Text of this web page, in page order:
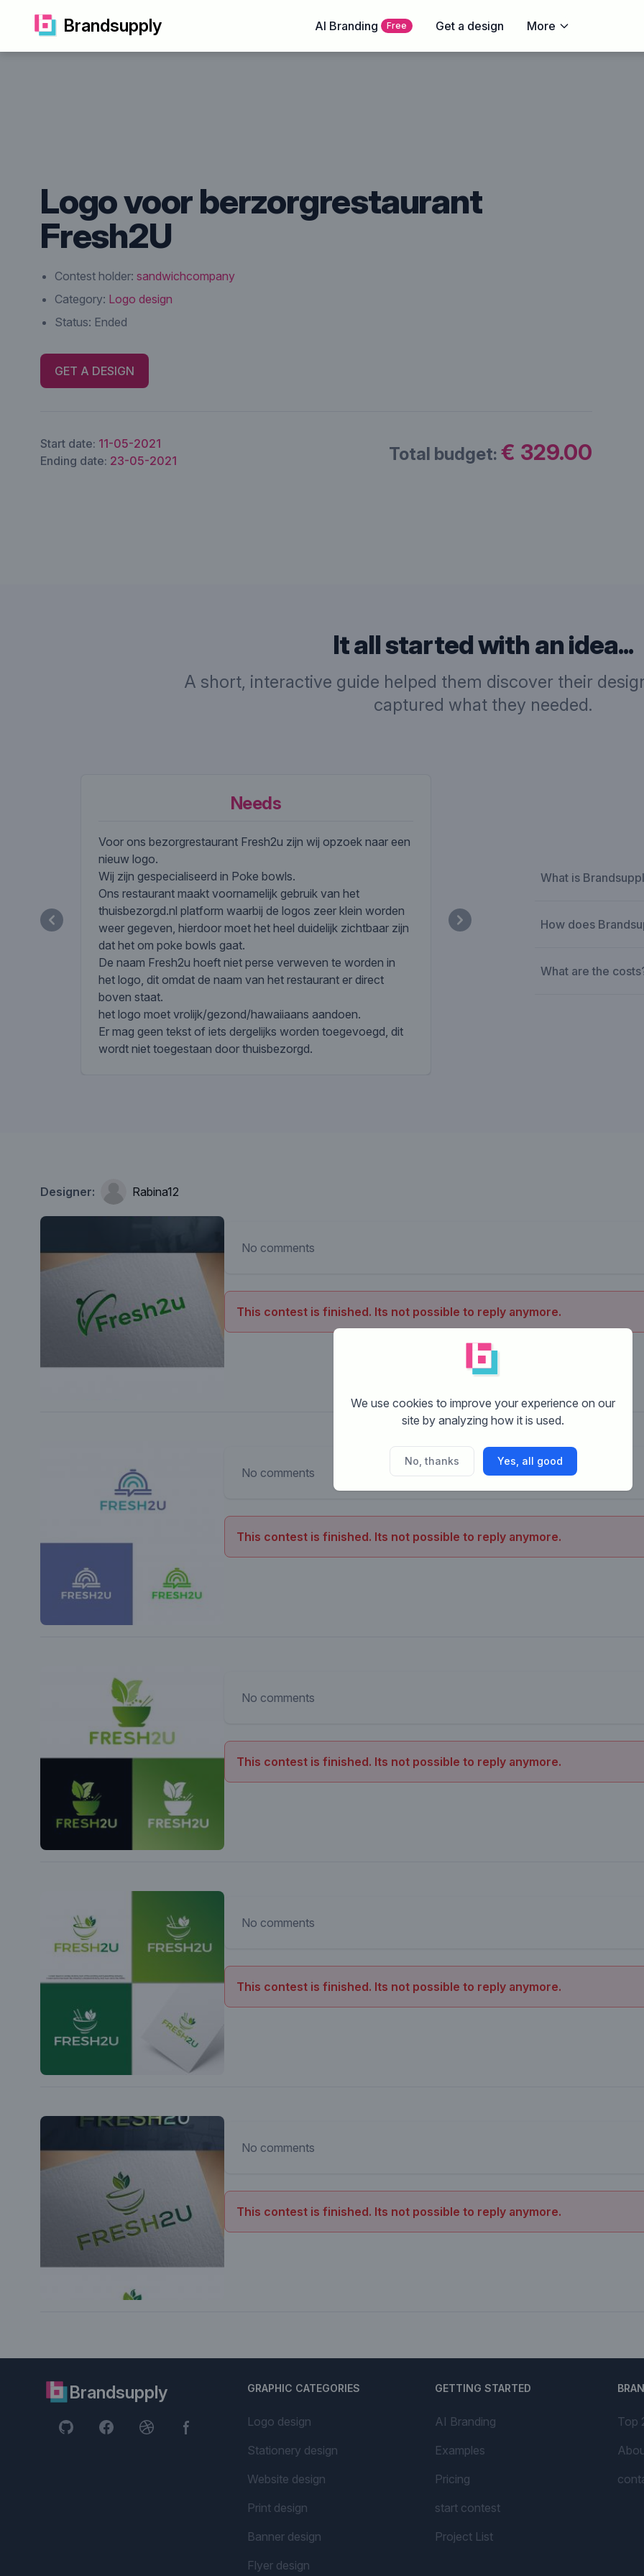
Brandsupply AI Branding Free Get a design More
Logo voor berzorgrestaurant
Fresh2U
Contest holder: sandwichcompany
Category: Logo design
Status: Ended
GET A DESIGN
Start date: 11-05-2021
Ending date: 23-05-2021 Total budget: € 329.00
It all started with an idea...
A short, interactive guide helped them discover their
captured what they needed.
Needs
Voor ons bezorgrestaurant Fresh2u zijn wij opzoek naar een
nieuw logo.
Wij zijn gespecialiseerd in Poke bowls.
Ons restaurant maakt voornamelijk gebruik van het
thuisbezorgd.nl platform waarbij de logos zeer klein worden
weer gegeven, hierdoor moet het heel duidelijk zichtbaar zijn
dat het om poke bowls gaat.
De naam Fresh2u hoeft niet perse verweven te worden in
het logo, dit omdat de naam van het restaurant er direct
boven staat.
het logo moet vrolijk/gezond/hawaiiaans aandoen.
Er mag geen tekst of iets dergelijks worden toegevoegd, dit
wordt niet toegestaan door thuisbezorgd.
What is
How does
What are the
Designer: Rabina12
No comments
This contest is finished. Its not possible to reply anymore.
No comments
This contest is finished. Its not possible to reply anymore.
No comments
This contest is finished. Its not possible to reply anymore.
No comments
This contest is finished. Its not possible to reply anymore.
No comments
This contest is finished. Its not possible to reply anymore.
Brandsupply GRAPHIC CATEGORIES
Logo design
Stationery design
Website design
Print design
Banner design
Flyer design
GETTING STARTED
AI Branding
Examples
Pricing
start contest
Project List
Top
We use cookies to improve your experience on our
site by analyzing how it is used.
No, thanks Yes, all good